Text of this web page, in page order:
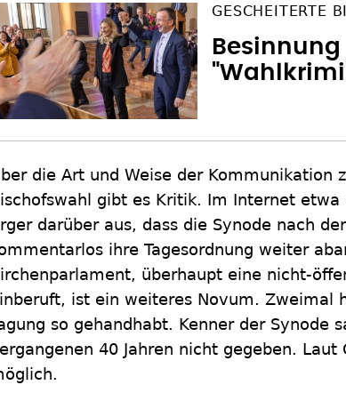
GESCHEITERTE
die Art und Weise der Kommunikation
gibt es Kritik. Im Internet
darüber aus, dass die Synode nach
ihre Tagesordnung weiter
überhaupt eine nicht-
ist ein weiteres Novum. Zweimal
so gehandhabt. Kenner der Synode
40 Jahren nicht gegeben.